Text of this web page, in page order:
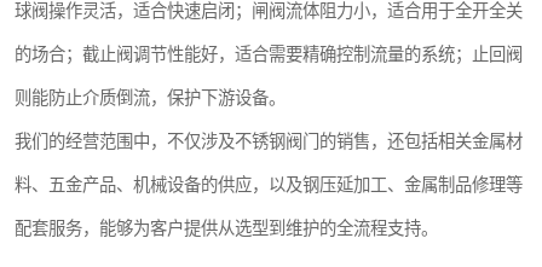
球阀操作灵活，适合快速启闭；闸阀流体阻力小，适合用于全开全关
的场合；截止阀调节性能好，适合需要精确控制流量的系统；止回阀
则能防止介质倒流，保护下游设备。
我们的经营范围中，不仅涉及不锈钢阀门的销售，还包括相关金属材
料、五金产品、机械设备的供应，以及钢压延加工、金属制品修理等
配套服务，能够为客户提供从选型到维护的全流程支持。